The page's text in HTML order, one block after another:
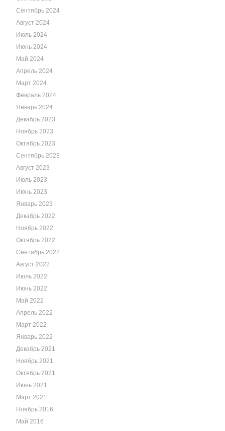
Сентябрь 2024
Август 2024
Июль 2024
Июнь 2024
Май 2024
Апрель 2024
Март 2024
Февраль 2024
Январь 2024
Декабрь 2023
Ноябрь 2023
Октябрь 2023
Сентябрь 2023
Август 2023
Июль 2023
Июнь 2023
Январь 2023
Декабрь 2022
Ноябрь 2022
Октябрь 2022
Сентябрь 2022
Август 2022
Июль 2022
Июнь 2022
Май 2022
Апрель 2022
Март 2022
Январь 2022
Декабрь 2021
Ноябрь 2021
Октябрь 2021
Июнь 2021
Март 2021
Ноябрь 2016
Май 2016